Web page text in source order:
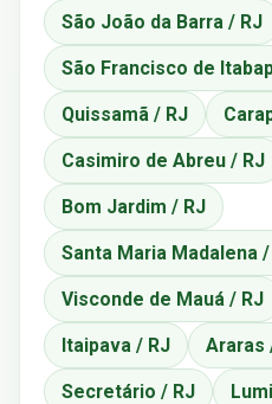
São João da Barra / RJ
São Francisco de
Quissamã / RJ
Casimiro de Abreu / RJ
Bom Jardim / RJ
Santa Maria Madalena /
Visconde de Mauá / RJ
Itaipava / RJ Araras
Secretário / RJ